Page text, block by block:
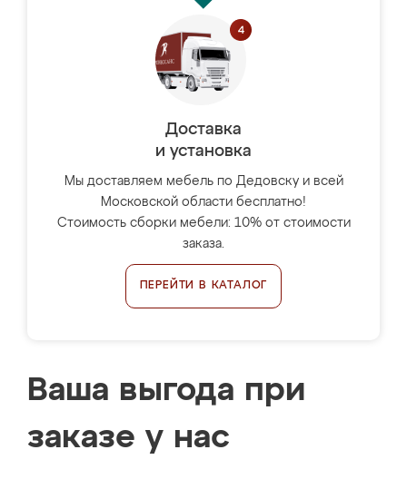
Доставка
и установка
Мы доставляем мебель по Дедовску и всей
Московской области бесплатно!
Стоимость сборки мебели: 10% от стоимости
заказа.
ПЕРЕЙТИ В КАТАЛОГ
Ваша выгода при
заказе у нас